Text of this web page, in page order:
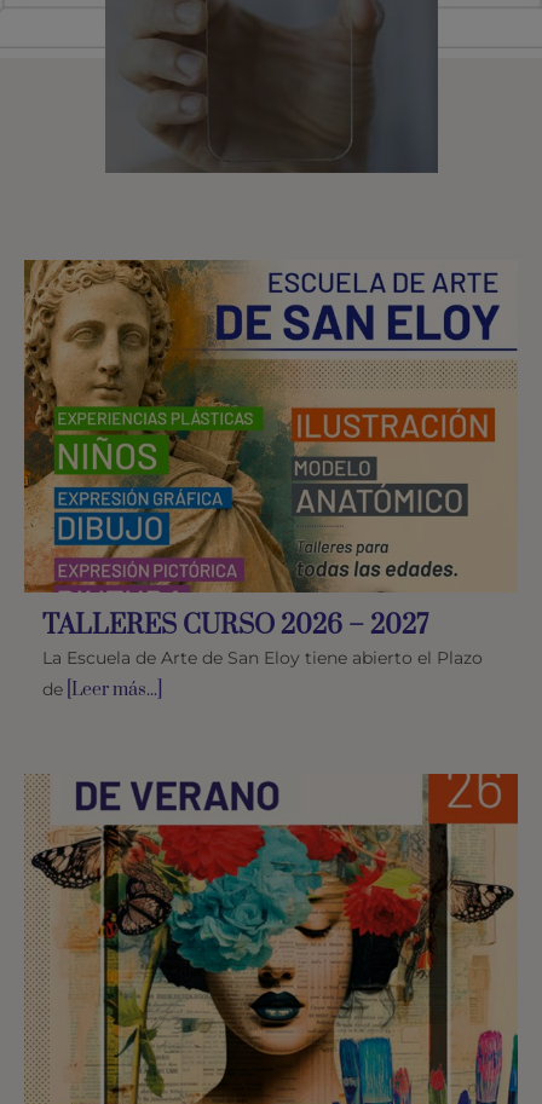
TALLERES CURSO 2026 – 2027
La Escuela de Arte de San Eloy tiene abierto el Plazo
de [Leer más...]